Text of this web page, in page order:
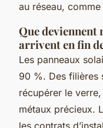
au réseau, comme
Que deviennent
arrivent en fin
Les panneaux
90 %. Des filières
récupérer le
métaux précieux.
les contrats